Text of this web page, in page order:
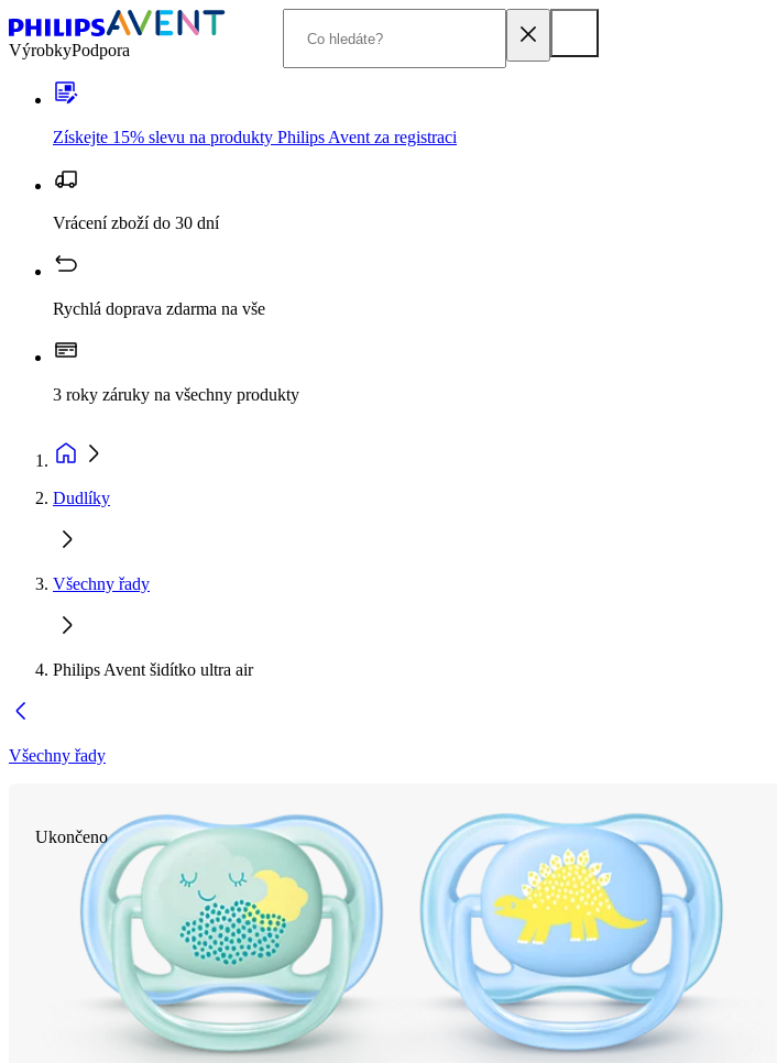
VýrobkyPodpora
Získejte 15% slevu na produkty Philips Avent za registraci
Vrácení zboží do 30 dní
Rychlá doprava zdarma na vše
3 roky záruky na všechny produkty
Dudlíky
Všechny řady
Philips Avent šidítko ultra air
Všechny řady
Ukončeno